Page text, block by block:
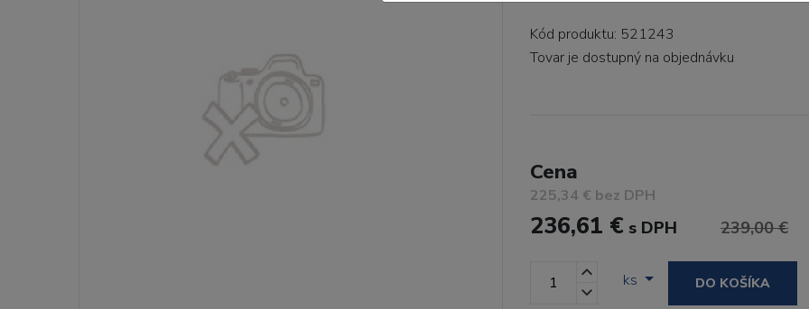
Kód produktu: 521243
Tovar je dostupný na objednávku
Cena
225,34 € bez DPH
236,61 € s DPH 239,00 €
ks DO KOŠÍKA